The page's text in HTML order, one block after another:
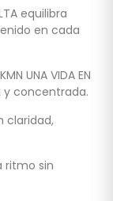
equilibra
en cada
UNA VIDA EN
y concentrada.
claridad,
ritmo sin